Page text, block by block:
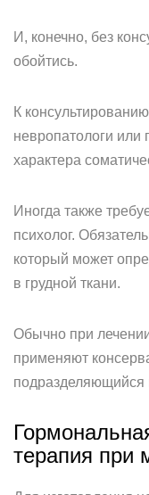
И, конечно, без
обойтись.
К
невропатологи или
характера
Иногда также
психолог.
который может
в грудной ткани.
Обычно при
применяют
подразделяющийся
терапия при